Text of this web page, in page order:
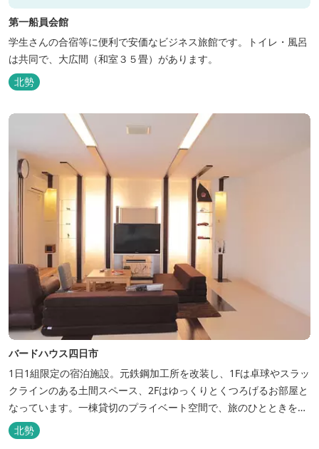
第一船員会館
学生さんの合宿等に便利で安価なビジネス旅館です。トイレ・風呂
は共同で、大広間（和室３５畳）があります。
北勢
バードハウス四日市
1日1組限定の宿泊施設。元鉄鋼加工所を改装し、1Fは卓球やスラッ
クラインのある土間スペース、2Fはゆっくりとくつろげるお部屋と
なっています。一棟貸切のプライベート空間で、旅のひとときを過
ごしてみては。
北勢